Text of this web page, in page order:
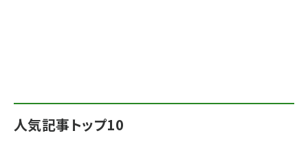
人気記事トップ10